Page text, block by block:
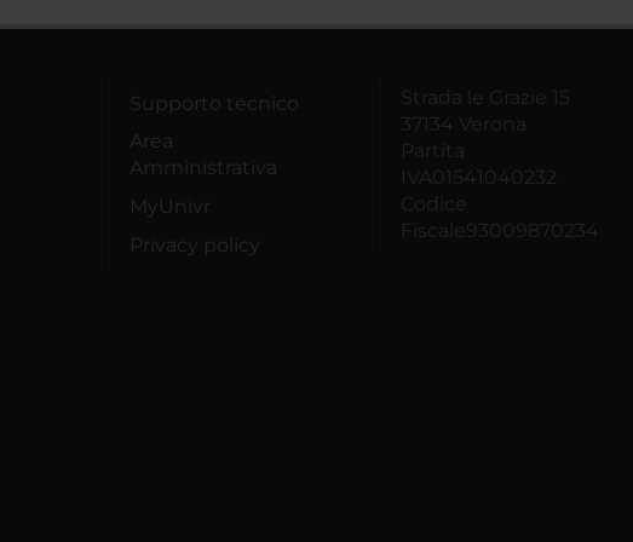
Supporto tecnico
Area
Amministrativa
MyUnivr
Privacy policy
Strada le Grazie 15
37134 Verona
Partita
IVA01541040232
Codice
Fiscale93009870234